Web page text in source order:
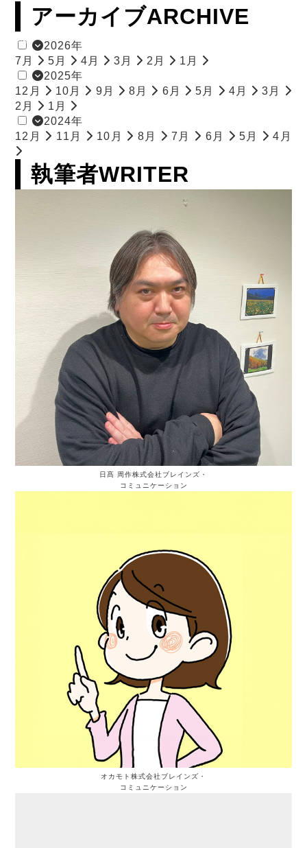
2
7
1
2
12
アーカイブARCHIVE
2026年
7月
1
5月
1
4月
1
3月
1
2月
1
1月
1
2025年
12月
1
10月
1
9月
1
8月
1
6月
1
5月
1
4月
1
3月
1
2月
1
1月
1
2024年
12月
1
11月
1
10月
1
8月
1
7月
1
6月
1
5月
1
4月
1
執筆者WRITER
日髙 周作株式会社ブレインズ・
コミュニケーション
オカモト 株式会社ブレインズ・
コミュニケーション